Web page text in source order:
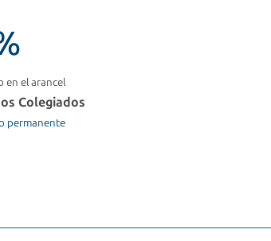
en el arancel
Colegiados
permanente